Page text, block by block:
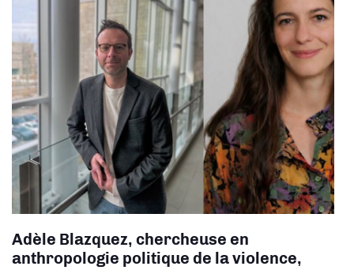
Adèle Blazquez, chercheuse en
anthropologie politique de la violence,